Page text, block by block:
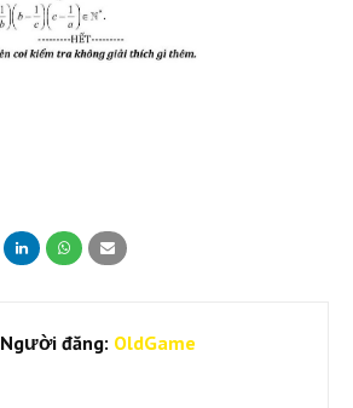
Người đăng: OldGame